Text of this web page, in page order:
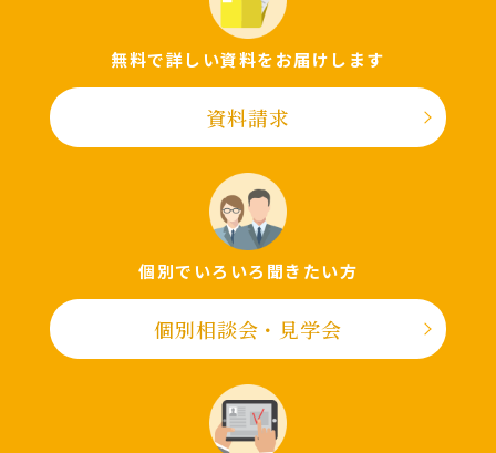
無料で詳しい資料をお届けします
資料請求
個別でいろいろ聞きたい⽅
個別相談会・⾒学会